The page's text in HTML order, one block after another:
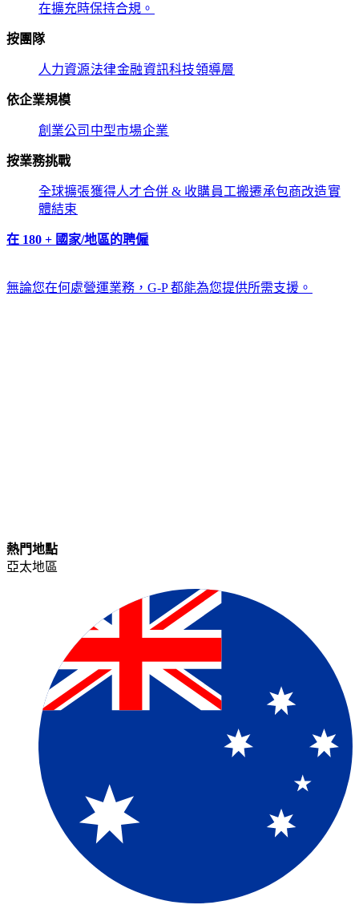
在擴充時保持合規。​​
按團隊​​
人力資源​​法律​​金融​​資訊科技​​領導層​​
依企業規模​​
創業公司​​ 中型市場​​企業​​
按業務挑戰​​
全球擴張​​獲得人才​​合併 & 收購​​員工搬遷​​承包商改造​​實
體結束​​
在 180 + 國家/地區的聘僱​​
無論您在何處營運業務，G-P 都能為您提供所需支援。​​
熱門地點​​
亞太地區​​